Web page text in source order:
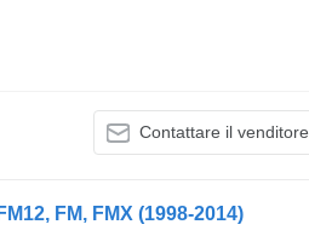
Contattare il venditore
FM, FMX (1998-2014)